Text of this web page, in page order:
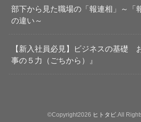
部下から見た職場の「報連相」～「
の違い～
【新入社員必見】ビジネスの基礎
事の５力（ごちから）』
©Copyright2026 ヒトタビ .All